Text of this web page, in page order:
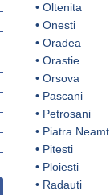
• Oltenita
• Onesti
• Oradea
• Orastie
• Orsova
• Pascani
• Petrosani
• Piatra Neamt
• Pitesti
• Ploiesti
• Radauti